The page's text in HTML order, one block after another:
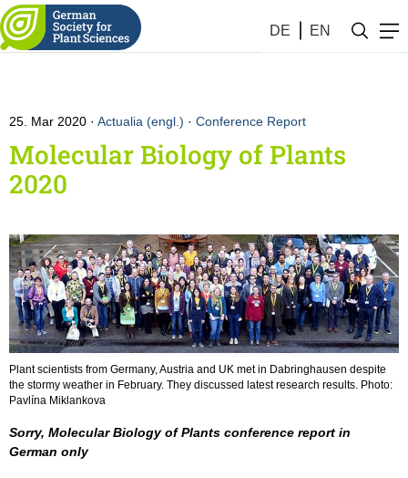
DE EN
25. Mar 2020 Actualia (engl.) · Conference Report
Molecular Biology of Plants
2020
Plant scientists from Germany, Austria and UK met in Dabringhausen despite
the stormy weather in February. They discussed latest research results. Photo:
Pavlína Miklankova
Sorry, Molecular Biology of Plants conference report in
German only